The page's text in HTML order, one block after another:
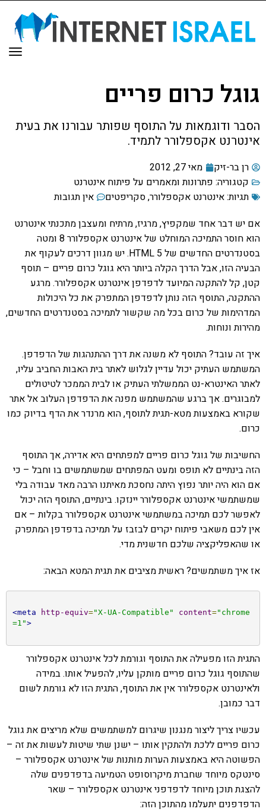
גוגל כרום פריים
הסבר ודוגמאות על התוסף שפותר עבורנו את בעית
אינטרנט אקספלורר לתמיד.
רן בר-זיק
מאי 27, 2012
קטגוריה: פתרונות ומאמרים על פיתוח אינטרנט
תגיות:אינטרנט אקספלורר,סקריפטים
אין תגובות
אם יש דבר אחד שמקפיץ, מרגיז, מרתיח ומעצבן מתכנתי אינטרנט
הוא חוסר התמיכה המוחלט של אינטרנט אקספלורר 8 ומטה
בסטנדרטים החדשים של HTML 5. יש מגוון דרכים לעקוף את
הבעיה הזו, אבל הדרך הקלה ביותר היא גוגל כרום פריים – תוסף
קטן, קל להתקנה המיועד לדפדפן אינטרנט אקספלורר. מרגע
ההתקנה, התוסף הזה נותן לדפדפן המתפרק את כל היכולות
המדהימות של כרום בכל מה שקשור לתמיכה בסטנדרטים החדשים,
מהירות ונוחות.
איך זה עובד? התוסף לא משנה את דרך ההתנהגות של הדפדפן.
המשתמש העתיק יכול עדיין לגלוש לאתר בית האבות החביב עליו,
לאתר האינטרא-נט הממשלתי העתיק או לבית הממכר לטיטולים
למבוגרים. אך ברגע שהמשתמש מפנה את הדפדפן העלוב אל אתר
שקורא באמצעות מטא-תגית לתוסף, הוא מרנדר את הדף בדיוק כמו
כרום.
החשיבות של גוגל כרום פריים למפתחים היא אדירה, אך התוסף
הזה בינתיים לא תופס ומעט המפתחים שמשתמשים בו וחבל – כי
אם הוא היה יותר נפוץ היתה נחסכת מאיתנו הרבה מאד עבודה בלי
שמשתמשי אינטרנט אקספלורר יינזקו. בינתיים, התוסף הזה יכול
לאפשר לכם תמיכה במשתמשי אינטרנט אקספלורר בקלות – אם
אין לכם משאבי פיתוח יקרים לבזבז על תמיכה בדפדפן המתפרק
או שהאפליקציה שלכם חדשנית מדי.
אז איך משתמשים? ראשית מציבים את תגית המטא הבאה:
<meta http-equiv="X-UA-Compatible" content="chrome
=1">
התגית הזו מפעילה את התוסף וגורמת לכל אינטרנט אקספלורר
שהתוסף גוגל כרום פריים מותקן עליו, להפעיל אותו. במידה
ולאינטרנט אקספלורר אין את התוסף, התגית הזו לא גורמת לשום
דבר כמובן.
עכשיו צריך ליצור מנגנון שיגרום למשתמשים שלא מריצים את גוגל
כרום פריים ללכת ולהתקין אותו – ישנן שתי שיטות לעשות את זה –
הפשוטה היא באמצעות הערות מותנות של אינטרנט אקספלורר –
סינטקס מיוחד שחברת מיקרוסופט הטמיעה בדפדפנים שלה
להצגת תוכן מיוחד לדפדפני אינטרנט אקספלורר – שאר
הדפדפנים יתעלמו מהתוכן הזה: